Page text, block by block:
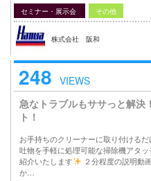
セミナー・展示会 その他
株式会社 阪和
248 VIEWS
急なトラブルもササっと解決
ト！
お手持ちのクリーナーに取り付ける
吐物を手軽に処理可能な掃除機アタ
紹介いたします
２分程度の説明動
か…